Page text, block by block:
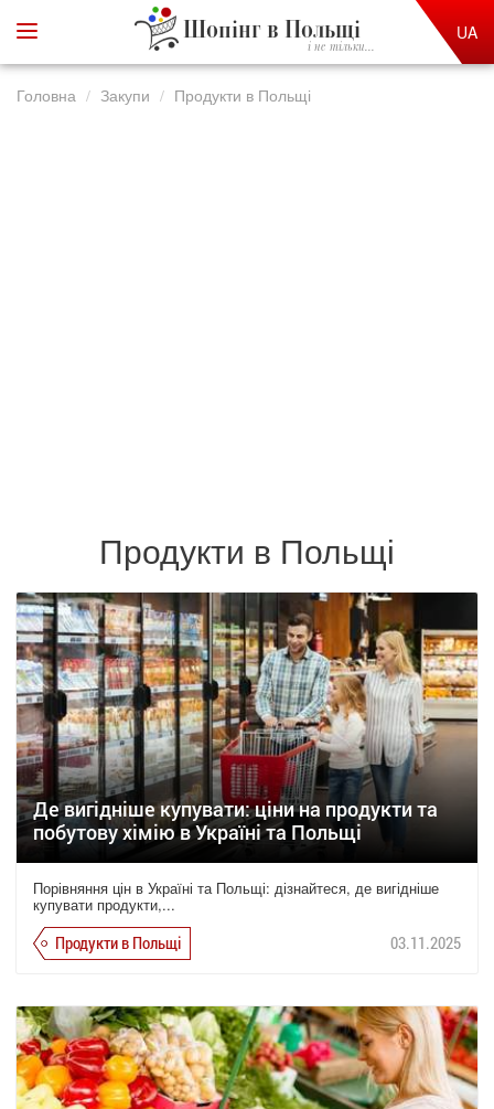
Шопінг в Польщі
і не тільки...
UA
Головна Закупи Продукти в Польщі
Продукти в Польщі
Де вигідніше купувати: ціни на продукти та
побутову хімію в Україні та Польщі
Порівняння цін в Україні та Польщі: дізнайтеся, де вигідніше
купувати продукти,...
Продукти в Польщі 03.11.2025